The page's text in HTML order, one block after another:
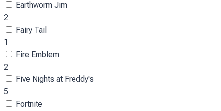
Earthworm Jim
2
Fairy Tail
1
Fire Emblem
2
Five Nights at Freddy's
5
Fortnite